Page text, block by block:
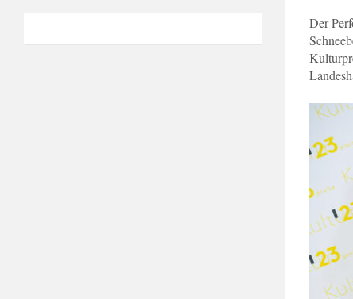
Der